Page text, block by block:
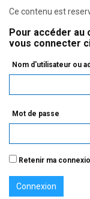
Ce contenu est
Pour accéder au
vous connecter
Nom d'utilisateur ou
Mot de passe
Retenir ma